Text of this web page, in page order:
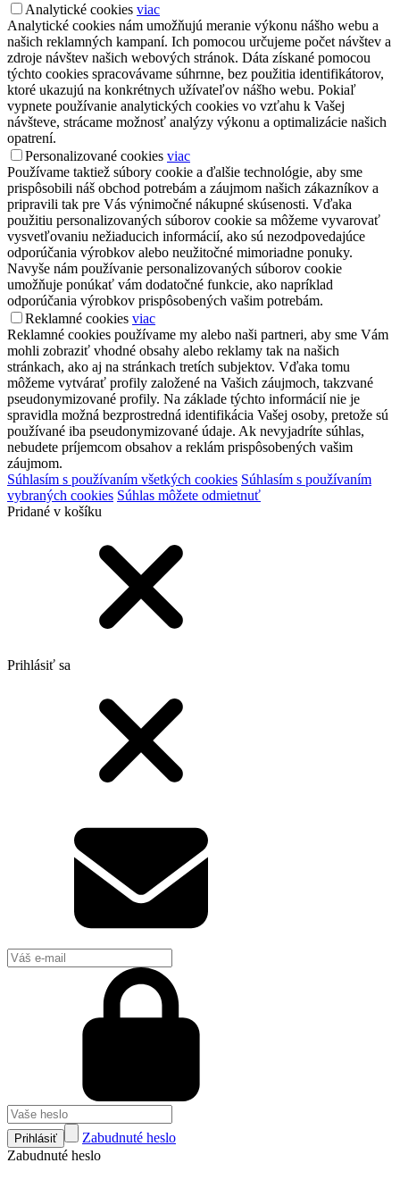
Analytické cookies viac
Analytické cookies nám umožňujú meranie výkonu nášho webu a
našich reklamných kampaní. Ich pomocou určujeme počet návštev a
zdroje návštev našich webových stránok. Dáta získané pomocou
týchto cookies spracovávame súhrnne, bez použitia identifikátorov,
ktoré ukazujú na konkrétnych užívateľov nášho webu. Pokiaľ
vypnete používanie analytických cookies vo vzťahu k Vašej
návšteve, strácame možnosť analýzy výkonu a optimalizácie našich
opatrení.
Personalizované cookies viac
Používame taktiež súbory cookie a ďalšie technológie, aby sme
prispôsobili náš obchod potrebám a záujmom našich zákazníkov a
pripravili tak pre Vás výnimočné nákupné skúsenosti. Vďaka
použitiu personalizovaných súborov cookie sa môžeme vyvarovať
vysvetľovaniu nežiaducich informácií, ako sú nezodpovedajúce
odporúčania výrobkov alebo neužitočné mimoriadne ponuky.
Navyše nám používanie personalizovaných súborov cookie
umožňuje ponúkať vám dodatočné funkcie, ako napríklad
odporúčania výrobkov prispôsobených vašim potrebám.
Reklamné cookies viac
Reklamné cookies používame my alebo naši partneri, aby sme Vám
mohli zobraziť vhodné obsahy alebo reklamy tak na našich
stránkach, ako aj na stránkach tretích subjektov. Vďaka tomu
môžeme vytvárať profily založené na Vašich záujmoch, takzvané
pseudonymizované profily. Na základe týchto informácií nie je
spravidla možná bezprostredná identifikácia Vašej osoby, pretože sú
používané iba pseudonymizované údaje. Ak nevyjadríte súhlas,
nebudete príjemcom obsahov a reklám prispôsobených vašim
záujmom.
Súhlasím s používaním všetkých cookies Súhlasím s používaním
vybraných cookies Súhlas môžete odmietnuť
Pridané v košíku
Prihlásiť sa
Prihlásiť
Zabudnuté heslo
Zabudnuté heslo